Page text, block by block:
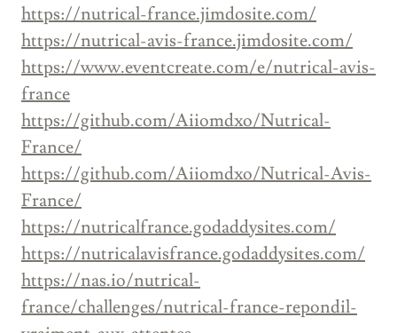
https://nutrical-france.jimdosite.com/
https://nutrical-avis-france.jimdosite.com/
https://www.eventcreate.com/e/nutrical-avis-
france
https://github.com/Aiiomdxo/Nutrical-
France/
https://github.com/Aiiomdxo/Nutrical-Avis-
France/
https://nutricalfrance.godaddysites.com/
https://nutricalavisfrance.godaddysites.com/
https://nas.io/nutrical-
france/challenges/nutrical-france-repondil-